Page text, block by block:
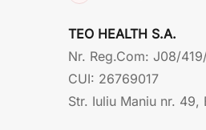
TEO HEALTH S.A.
Nr. Reg.Com: J08/
CUI: 26769017
Str. Iuliu Maniu nr. 49,